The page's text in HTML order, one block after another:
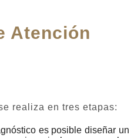
Atención
realiza en tres etapas:
es posible diseñar un